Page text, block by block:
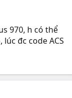
970, h có thể
đc code ACS